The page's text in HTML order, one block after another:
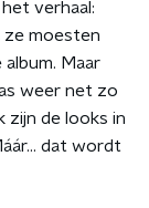
verhaal:
ze moesten
Maar
weer net zo
zijn de looks in
dat wordt